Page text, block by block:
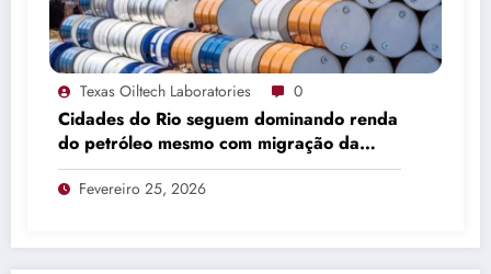
Texas Oiltech Laboratories 0
Cidades do Rio seguem dominando renda
do petróleo mesmo com migração da
produção
Fevereiro 25, 2026